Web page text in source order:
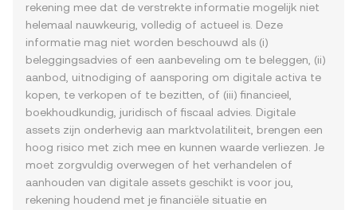
rekening mee dat de verstrekte informatie mogelijk niet
helemaal nauwkeurig, volledig of actueel is. Deze
informatie mag niet worden beschouwd als (i)
beleggingsadvies of een aanbeveling om te beleggen, (ii)
aanbod, uitnodiging of aansporing om digitale activa te
kopen, te verkopen of te bezitten, of (iii) financieel,
boekhoudkundig, juridisch of fiscaal advies. Digitale
assets zijn onderhevig aan marktvolatiliteit, brengen een
hoog risico met zich mee en kunnen waarde verliezen. Je
moet zorgvuldig overwegen of het verhandelen of
aanhouden van digitale assets geschikt is voor jou,
rekening houdend met je financiële situatie en